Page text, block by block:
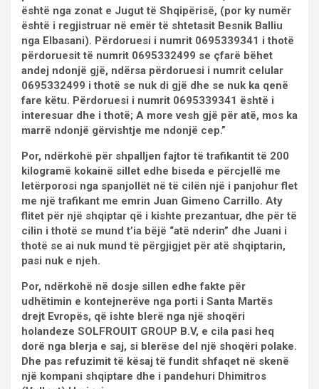
është nga zonat e Jugut të Shqipërisë, (por ky numër
është i regjistruar në emër të shtetasit Besnik Balliu
nga Elbasani). Përdoruesi i numrit 0695339341 i thotë
përdoruesit të numrit 0695332499 se çfarë bëhet
andej ndonjë gjë, ndërsa përdoruesi i numrit celular
0695332499 i thotë se nuk di gjë dhe se nuk ka qenë
fare këtu. Përdoruesi i numrit 0695339341 është i
interesuar dhe i thotë; A more vesh gjë për atë, mos ka
marrë ndonjë gërvishtje me ndonjë cep.”
Por, ndërkohë për shpalljen fajtor të trafikantit të 200
kilogramë kokainë sillet edhe biseda e përcjellë me
letërporosi nga spanjollët në të cilën një i panjohur flet
me një trafikant me emrin Juan Gimeno Carrillo. Aty
flitet për një shqiptar që i kishte prezantuar, dhe për të
cilin i thotë se mund t’ia bëjë “atë nderin” dhe Juani i
thotë se ai nuk mund të përgjigjet për atë shqiptarin,
pasi nuk e njeh.
Por, ndërkohë në dosje sillen edhe fakte për
udhëtimin e kontejnerëve nga porti i Santa Martës
drejt Evropës, që ishte blerë nga një shoqëri
holandeze SOLFROUIT GROUP B.V, e cila pasi heq
dorë nga blerja e saj, si blerëse del një shoqëri polake.
Dhe pas refuzimit të kësaj të fundit shfaqet në skenë
një kompani shqiptare dhe i pandehuri Dhimitros